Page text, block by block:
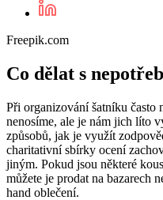
Freepik.com
Co dělat s
Při organizování šatníku často
nenosíme, ale je nám jich líto
způsobů, jak je využít
charitativní sbírky ocení
jiným. Pokud jsou některé
můžete je prodat na bazarech
hand oblečení.